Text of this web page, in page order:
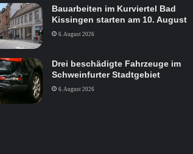
Bauarbeiten im Kurviertel Bad
Kissingen starten am 10. August
6. August 2026
Drei beschädigte Fahrzeuge im
Schweinfurter Stadtgebiet
6. August 2026